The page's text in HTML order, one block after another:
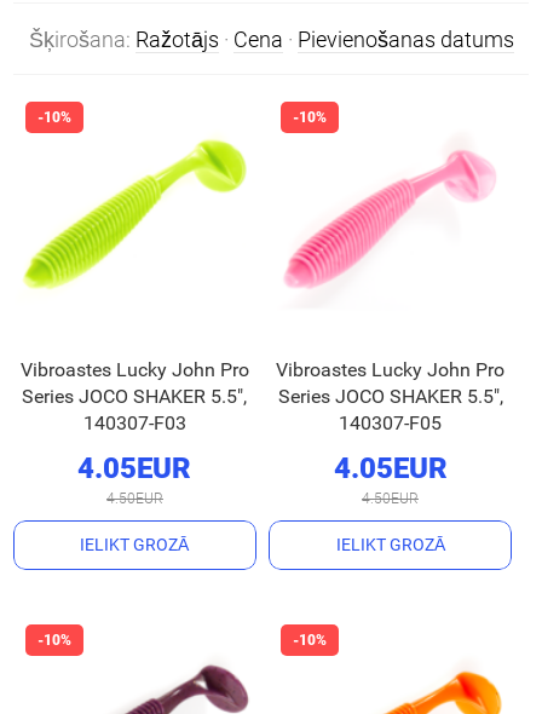
Šķirošana: Ražotājs · Cena · Pievienošanas datums
Vibroastes Lucky John Pro
Series JOCO SHAKER 5.5",
140307-F03
4.05EUR
4.50EUR
IELIKT GROZĀ
Vibroastes Lucky John Pro
Series JOCO SHAKER 5.5",
140307-F05
4.05EUR
4.50EUR
IELIKT GROZĀ